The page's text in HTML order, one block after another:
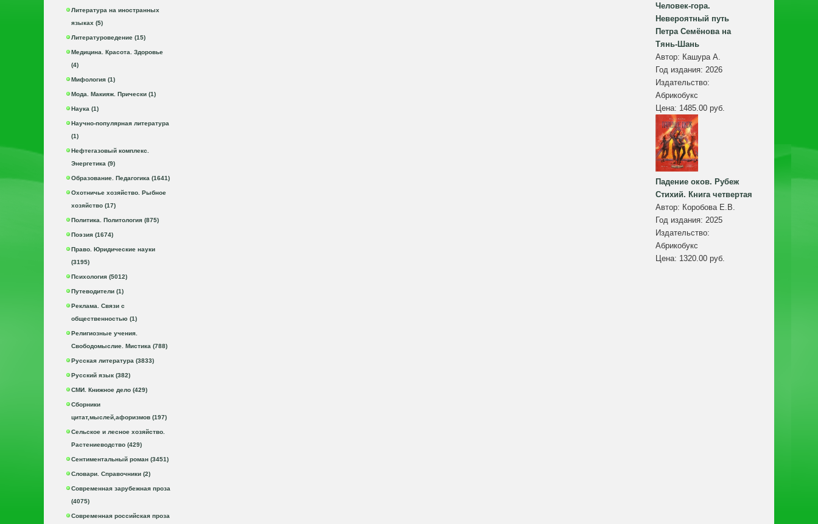
Литература на иностранных
языках (5)
Литературоведение (15)
Медицина. Красота. Здоровье
(4)
Мифология (1)
Мода. Макияж. Прически (1)
Наука (1)
Научно-популярная литература
(1)
Нефтегазовый комплекс.
Энергетика (9)
Образование. Педагогика (1641)
Охотничье хозяйство. Рыбное
хозяйство (17)
Политика. Политология (875)
Поэзия (1674)
Право. Юридические науки
(3195)
Психология (5012)
Путеводители (1)
Реклама. Связи с
общественностью (1)
Религиозные учения.
Свободомыслие. Мистика (788)
Русская литература (3833)
Русский язык (382)
СМИ. Книжное дело (429)
Сборники
цитат,мыслей,афоризмов (197)
Сельское и лесное хозяйство.
Растениеводство (429)
Сентиментальный роман (3451)
Словари. Справочники (2)
Современная зарубежная проза
(4075)
Современная российская проза
Человек-гора.
Невероятный путь
Петра Семёнова на
Тянь-Шань
Автор: Кашура А.
Год издания: 2026
Издательство:
Абрикобукс
Цена: 1485.00 руб.
Падение оков. Рубеж
Стихий. Книга четвертая
Автор: Коробова Е.В.
Год издания: 2025
Издательство:
Абрикобукс
Цена: 1320.00 руб.